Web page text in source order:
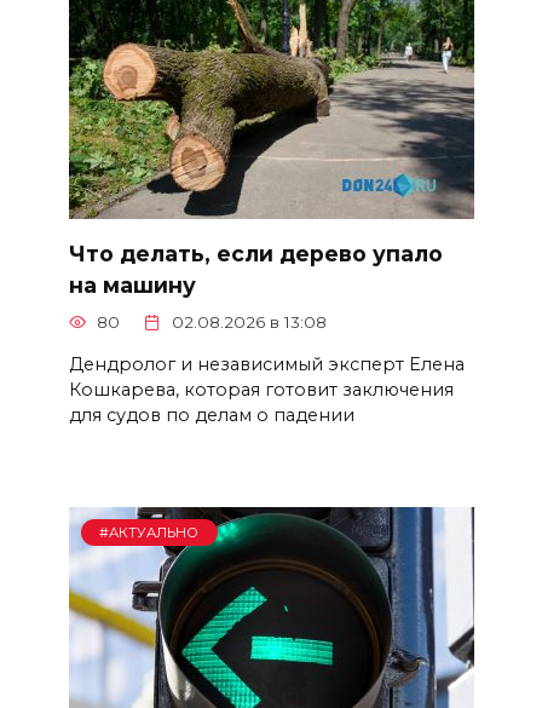
Что делать, если дерево упало
на машину
80 02.08.2026 в 13:08
Дендролог и независимый эксперт Елена
Кошкарева, которая готовит заключения
для судов по делам о падении
#АКТУАЛЬНО